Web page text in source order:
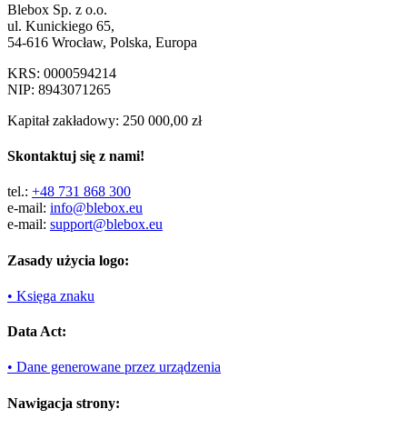
Blebox Sp. z o.o.
ul. Kunickiego 65,
54-616 Wrocław, Polska, Europa
KRS: 0000594214
NIP: 8943071265
Kapitał zakładowy: 250 000,00 zł
Skontaktuj się z nami!
tel.: +48 731 868 300
e-mail: info@blebox.eu
e-mail: support@blebox.eu
Zasady użycia logo:
• Księga znaku
Data Act:
• Dane generowane przez urządzenia
Nawigacja strony: